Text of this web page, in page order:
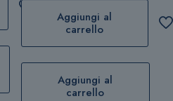
Aggiungi al
carrello
Aggiungi al
carrello